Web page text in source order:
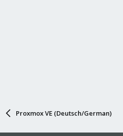
Proxmox VE (Deutsch/German)